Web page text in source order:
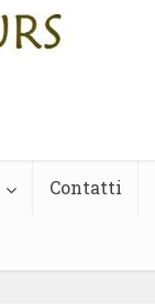
Contatti